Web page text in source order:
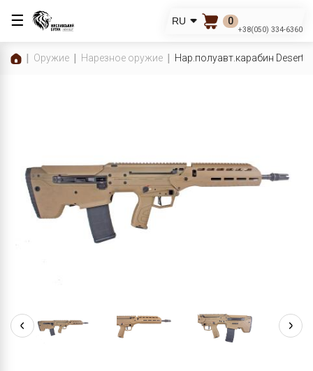
☰ RU 0
+38(050) 334-6360
Оружие Нарезное оружие Нар.полуавт.карабин Desert